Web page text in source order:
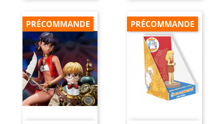
PRÉCOMMANDE PRÉCOMMANDE